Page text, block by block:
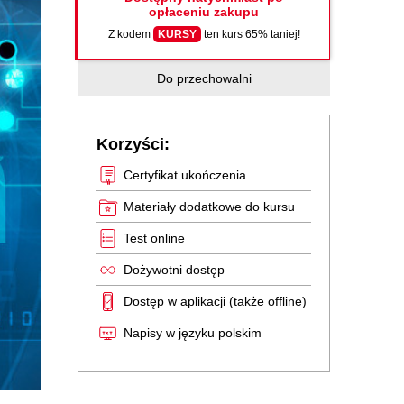
opłaceniu zakupu
Z kodem KURSY ten kurs 65% taniej!
Do przechowalni
Korzyści:
Certyfikat ukończenia
Materiały dodatkowe do kursu
Test online
Dożywotni dostęp
Dostęp w aplikacji (także offline)
Napisy w języku polskim